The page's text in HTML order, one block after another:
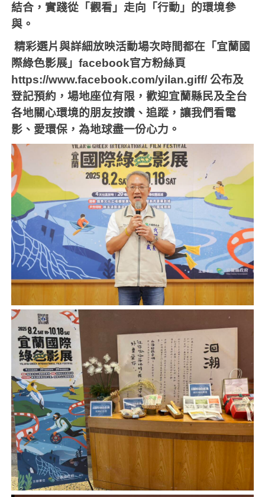
結合，實踐從「觀看」走向「行動」的環境參
與。
精彩選片與詳細放映活動場次時間都在「宜蘭國
際綠色影展」facebook官方粉絲頁
https://www.facebook.com/yilan.giff/公布及
登記預約，場地座位有限，歡迎宜蘭縣民及全台
各地關心環境的朋友按讚、追蹤，讓我們看電
影、愛環保，為地球盡一份心力。